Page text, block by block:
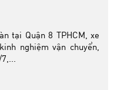
tại Quận 8 TPHCM, xe
nghiệm vận chuyển,